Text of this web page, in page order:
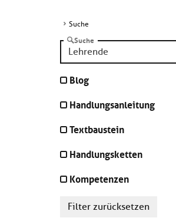
Suche
Suche
Blog
Handlungsanleitung
Textbaustein
Handlungsketten
Kompetenzen
Filter zurücksetzen